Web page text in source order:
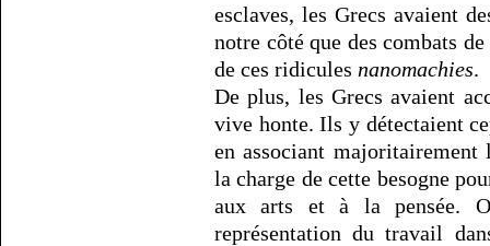
esclaves, les Grecs avaient
notre côté que des combats
de ces ridicules nanomachies.
De plus, les Grecs avaient
vive honte. Ils y détectaient
en associant
la charge de cette besogne
aux arts et à la pensée.
représentation du travail